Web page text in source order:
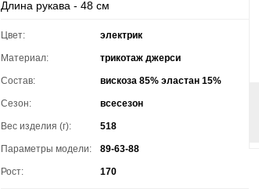
Длина рукава - 48 см
Цвет: электрик
Материал: трикотаж джерси
Состав: вискоза 85% эластан 15%
Сезон: всесезон
Вес изделия (г): 518
Параметры модели: 89-63-88
Рост: 170